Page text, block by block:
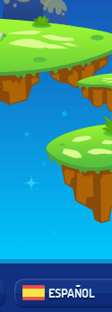
ESPAÑOL